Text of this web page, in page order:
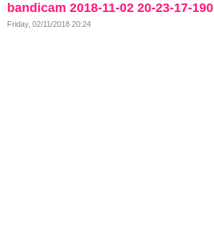
bandicam 2018-11-02 20-23-17-190
Friday, 02/11/2018 20:24